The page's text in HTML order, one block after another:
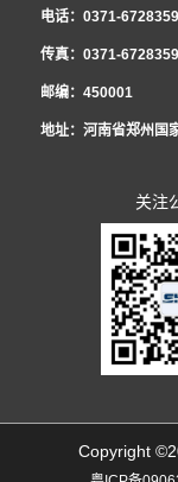
电话：0371-
传真：0371-
邮编：450001
地址：河南省郑州国
关注
Copyright